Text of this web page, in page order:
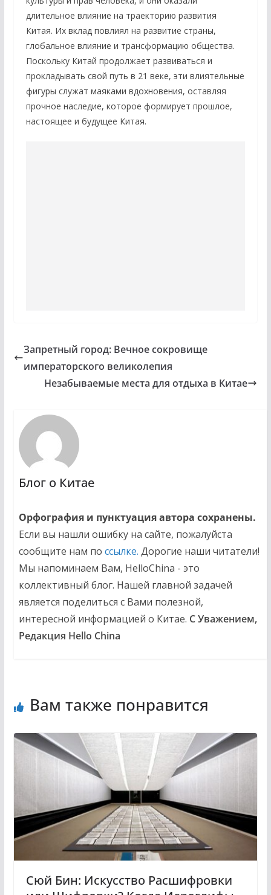
длительное влияние на траекторию развития
Китая. Их вклад повлиял на развитие страны,
глобальное влияние и трансформацию общества.
Поскольку Китай продолжает развиваться и
прокладывать свой путь в 21 веке, эти влиятельные
фигуры служат маяками вдохновения, оставляя
прочное наследие, которое формирует прошлое,
настоящее и будущее Китая.
Запретный город: Вечное сокровище
императорского великолепия
Незабываемые места для отдыха в Китае
Блог о Китае
Орфография и пунктуация автора сохранены.
Если вы нашли ошибку на сайте, пожалуйста
сообщите нам по ссылке. Дорогие наши читатели!
Мы напоминаем Вам, HelloChina - это
коллективный блог. Нашей главной задачей
является поделиться с Вами полезной,
интересной информацией о Китае. С Уважением,
Редакция Hello China
Вам также понравится
Сюй Бин: Искусство Расшифровки